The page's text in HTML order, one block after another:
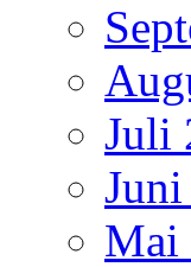
Juli
Mai